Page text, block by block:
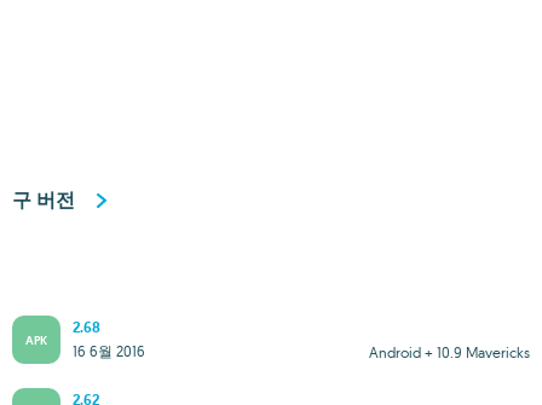
구 버전
APK
2.68
Android + 10.9 Mavericks
16 6월 2016
2.62